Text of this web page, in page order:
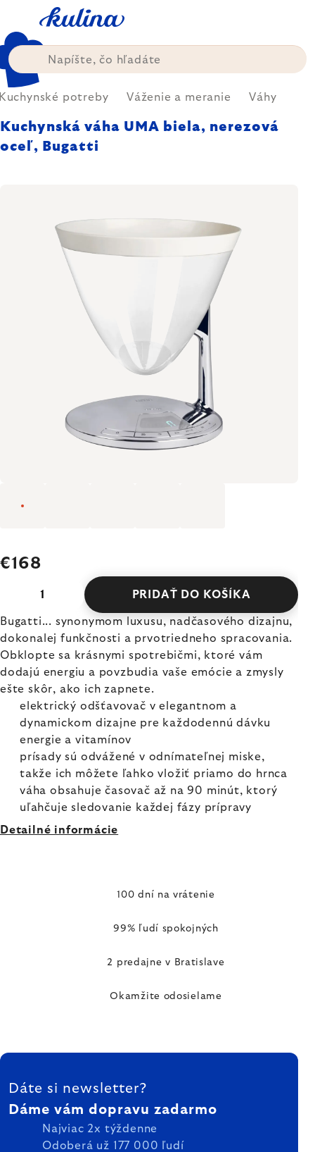
obsah
potreby Váženie a meranie Váhy
Kuchynská váha UMA biela, nerezová
oceľ, Bugatti
€168
PRIDAŤ DO KOŠÍKA
Bugatti... synonymom luxusu, nadčasového dizajnu,
dokonalej funkčnosti a prvotriedneho spracovania.
Obklopte sa krásnymi spotrebičmi, ktoré vám
dodajú energiu a povzbudia vaše emócie a zmysly
ešte skôr, ako ich zapnete.
elektrický odšťavovač v elegantnom a
dynamickom dizajne pre každodennú dávku
energie a vitamínov
prísady sú odvážené v odnímateľnej miske,
takže ich môžete ľahko vložiť priamo do hrnca
váha obsahuje časovač až na 90 minút, ktorý
uľahčuje sledovanie každej fázy prípravy
Detailné informácie
100 dní na vrátenie
99% ľudí spokojných
2 predajne v Bratislave
Okamžite odosielame
ZÁPÄTIE
Dáte si newsletter?
Dáme vám dopravu zadarmo
Najviac 2x týždenne
Odoberá už 177 000 ľudí